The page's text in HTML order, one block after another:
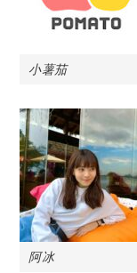
小薯茄
阿冰